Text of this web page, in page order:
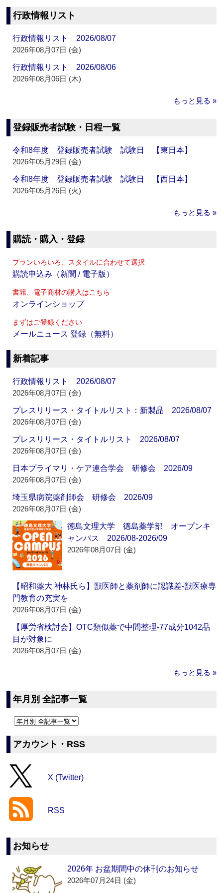
行政情報リスト
行政情報リスト 2026/08/07
2026年08月07日 (金)
行政情報リスト 2026/08/06
2026年08月06日 (木)
もっと見る »
登録販売者試験・日程一覧
令和8年度 登録販売者試験 試験日 【東日本】
2026年05月29日 (金)
令和8年度 登録販売者試験 試験日 【西日本】
2026年05月26日 (火)
もっと見る »
購読・購入・登録
プランいろいろ、スタイルに合わせて選択
購読申込み（新聞 / 電子版）
書籍、電子商材の購入はこちら
オンラインショップ
まずはご登録ください
メールニュース 登録（無料）
新着記事
行政情報リスト 2026/08/07
2026年08月07日 (金)
プレスリリース・タイトルリスト：新製品 2026/08/07
2026年08月07日 (金)
プレスリリース・タイトルリスト 2026/08/07
2026年08月07日 (金)
日本プライマリ・ケア連合学会 研修会 2026/09
2026年08月07日 (金)
埼玉県病院薬剤師会 研修会 2026/09
2026年08月07日 (金)
徳島文理大学 徳島薬学部 オープンキ
ャンパス 2026/08-2026/09
2026年08月07日 (金)
【昭和薬大 神林氏ら】獣医師と薬剤師に認識差‐獣医療専
門教育の充実を
2026年08月07日 (金)
【厚労省検討会】OTC類似薬で中間整理‐77成分1042品
目が対象に
2026年08月07日 (金)
もっと見る »
年月別 全記事一覧
アカウント・RSS
X (Twitter)
RSS
お知らせ
2026年 お盆期間中の休刊のお知らせ
2026年07月24日 (金)